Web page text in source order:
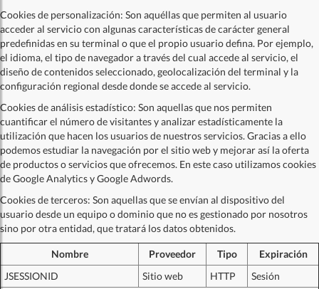
Cookies de personalización: Son aquéllas que permiten al usuario
acceder al servicio con algunas características de carácter general
predefinidas en su terminal o que el propio usuario defina. Por ejemplo,
el idioma, el tipo de navegador a través del cual accede al servicio, el
diseño de contenidos seleccionado, geolocalización del terminal y la
configuración regional desde donde se accede al servicio.
Cookies de análisis estadístico: Son aquellas que nos permiten
cuantificar el número de visitantes y analizar estadísticamente la
utilización que hacen los usuarios de nuestros servicios. Gracias a ello
podemos estudiar la navegación por el sitio web y mejorar así la oferta
de productos o servicios que ofrecemos. En este caso utilizamos cookies
de Google Analytics y Google Adwords.
Cookies de terceros: Son aquellas que se envían al dispositivo del
usuario desde un equipo o dominio que no es gestionado por nosotros
sino por otra entidad, que tratará los datos obtenidos.
Nombre Proveedor Tipo
Expiración
JSESSIONID
Sitio web HTTP
Sesión